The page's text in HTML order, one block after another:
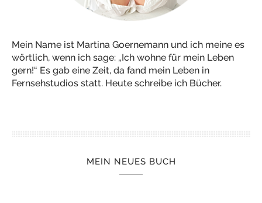
Mein Name ist Martina Goernemann und ich meine es
wörtlich, wenn ich sage: „Ich wohne für mein Leben
gern!“ Es gab eine Zeit, da fand mein Leben in
Fernsehstudios statt. Heute schreibe ich Bücher.
MEIN NEUES BUCH